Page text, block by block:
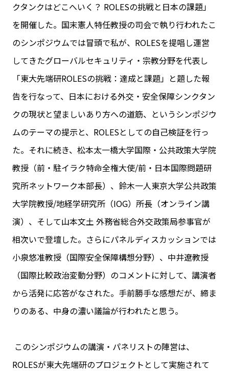
クタンクはどこへいく？ ROLESの挑戦と日本の課題」
を開催した。国末憲人特任教授の司会で執り行われたこ
のシンポジウムでは冒頭で私が、ROLESを提唱し運営
してきたグローバルセキュリティ・宗教分野を代表し
「東大先端研ROLESの挑戦：達成と課題」と題した報
告を行なって、日本における外交・安全保障シンクタン
クの現状と望ましいあり方への道筋、というシンポジウ
ムのテーマの提示と、ROLESとしての自己検証を行っ
た。それに続き、松本太一橋大学国際・公共政策大学院
教授（前・駐イラク特命全権大使/前・日本国際問題研
究所ネットワーク本部長）、鈴木一人東京大学公共政策
大学院教授/地経学研究所（IOG）所長（オンライン講
演）、そして山本文土 外務省総合外交政策局参事官が
相次いで登壇した。さらにパネルディスカッションでは
小泉悠准教授（国際安全保障構想分野）、中井遼教授
（国際比較政治変動分野）のコメントに対して、講演者
から活発に応答がなされた。手前勝手な感想だが、締ま
りのある、中身の濃い議論が行われたと思う。
このシンポジウムの講演・パネリストの陣営は、
ROLESが東大先端研のプロジェクトとして実施されて